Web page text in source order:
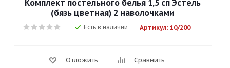
Комплект постельного белья 1,5 сп Эстель
(бязь цветная) 2 наволочками
Есть в наличии Артикул: 10/200
Отложить Сравнить